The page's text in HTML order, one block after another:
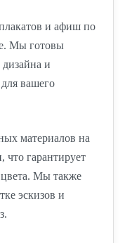
и афиш по
Мы готовы
и
вашего
материалов на
что гарантирует
цвета. Мы также
эскизов и